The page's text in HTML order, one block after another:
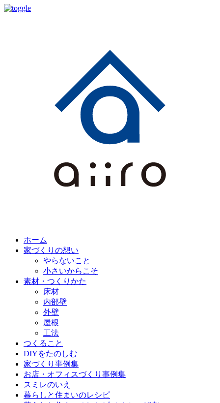
ホーム
家づくりの想い
やらないこと
小さいからこそ
素材・つくりかた
床材
内部壁
外壁
屋根
工法
つくること
DIYをたのしむ
家づくり事例集
お店・オフィスづくり事例集
スミレのいえ
暮らしと住まいのレシピ